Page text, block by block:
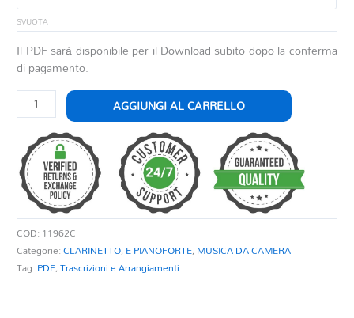
SVUOTA
Il PDF sarà disponibile per il Download subito dopo la conferma
di pagamento.
MAZURKA
CAPRICE
quantità
AGGIUNGI AL CARRELLO
COD: 11962C
Categorie:CLARINETTO, E PIANOFORTE, MUSICA DA CAMERA
Tag: PDF,Trascrizioni e Arrangiamenti